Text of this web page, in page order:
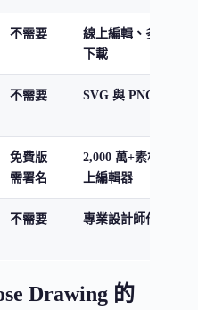
不需要
線上編輯、多格式
下載
不需要 SVG 與 PNG 格式
免費版
需署名
2,000 萬+素材、線
上編輯器
不需要 專業設計師作品
Drawing 的